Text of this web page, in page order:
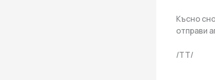
Късно
отправи
/ТТ/